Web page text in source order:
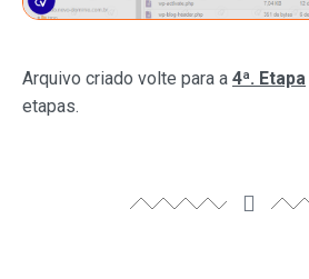
Arquivo criado volte para a 4ª. Etapa
etapas.